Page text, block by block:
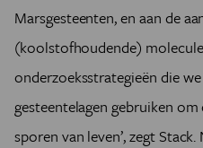
Marsgesteenten, en aan de
(koolstofhoudende)
onderzoeksstrategieën die
gesteentelagen gebruiken
sporen van leven’, zegt